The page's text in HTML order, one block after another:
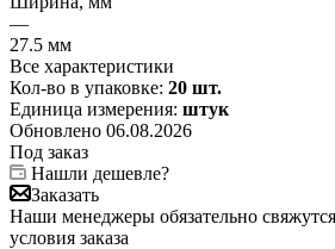
—
27.5 мм
Все характеристики
Кол-во в упаковке: 20 шт.
Единица измерения: штук
Обновлено 06.08.2026
Под заказ
Нашли дешевле?
Заказать
Наши менеджеры обязательно
условия заказа